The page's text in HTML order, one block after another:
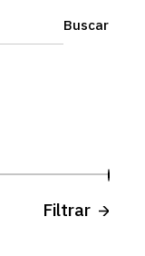
Buscar
Filtrar